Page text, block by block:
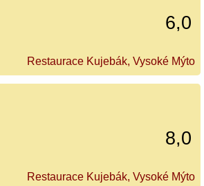
6,0
Restaurace Kujebák, Vysoké Mýto
8,0
Restaurace Kujebák, Vysoké Mýto